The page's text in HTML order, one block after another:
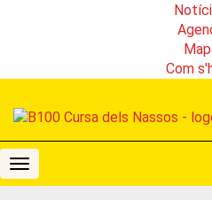
Com
B100
Cursa